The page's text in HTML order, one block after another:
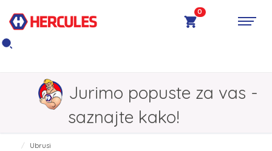
0
Jurimo popuste za vas -
saznajte kako!
Ubrusi